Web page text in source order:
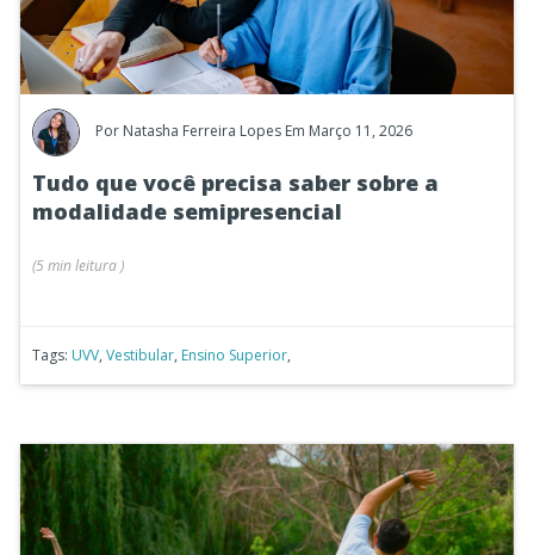
Por Natasha Ferreira Lopes Em Março 11, 2026
Tudo que você precisa saber sobre a
modalidade semipresencial
(5 min leitura )
Tags: UVV, Vestibular, Ensino Superior,